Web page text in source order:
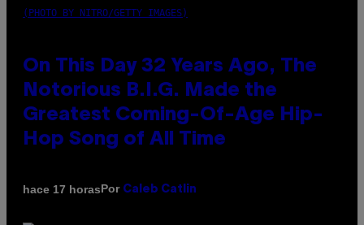
(PHOTO BY NITRO/GETTY IMAGES)
On This Day 32 Years Ago, The
Notorious B.I.G. Made the
Greatest Coming-Of-Age Hip-
Hop Song of All Time
hace 17 horasPor Caleb Catlin